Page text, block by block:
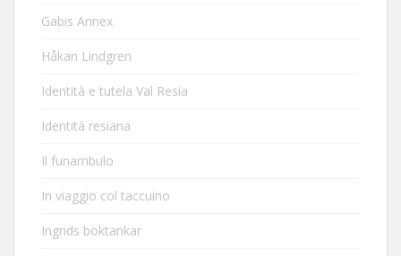
Gabis Annex
Håkan Lindgren
Identità e tutela Val Resia
Identità resiana
Il funambulo
In viaggio col taccuino
Ingrids boktankar